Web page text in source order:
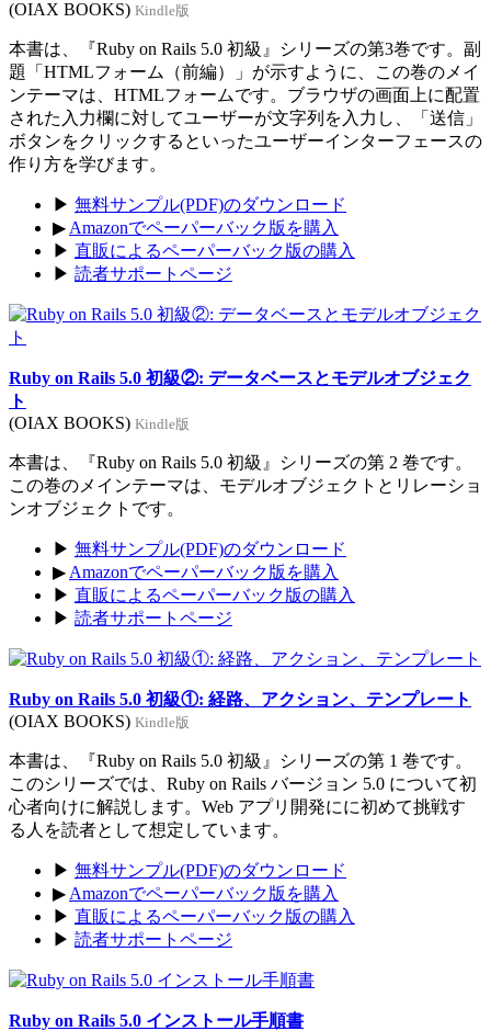
(OIAX BOOKS) Kindle版
本書は、『Ruby on Rails 5.0 初級』シリーズの第3巻です。副
題「HTMLフォーム（前編）」が示すように、この巻のメイ
ンテーマは、HTMLフォームです。ブラウザの画面上に配置
された入力欄に対してユーザーが文字列を入力し、「送信」
ボタンをクリックするといったユーザーインターフェースの
作り方を学びます。
▶ 無料サンプル(PDF)のダウンロード
▶ Amazonでペーパーバック版を購入
▶ 直販によるペーパーバック版の購入
▶ 読者サポートページ
Ruby on Rails 5.0 初級②: データベースとモデルオブジェク
ト
(OIAX BOOKS) Kindle版
本書は、『Ruby on Rails 5.0 初級』シリーズの第 2 巻です。
この巻のメインテーマは、モデルオブジェクトとリレーショ
ンオブジェクトです。
▶ 無料サンプル(PDF)のダウンロード
▶ Amazonでペーパーバック版を購入
▶ 直販によるペーパーバック版の購入
▶ 読者サポートページ
Ruby on Rails 5.0 初級①: 経路、アクション、テンプレート
(OIAX BOOKS) Kindle版
本書は、『Ruby on Rails 5.0 初級』シリーズの第 1 巻です。
このシリーズでは、Ruby on Rails バージョン 5.0 について初
心者向けに解説します。Web アプリ開発にに初めて挑戦す
る人を読者として想定しています。
▶ 無料サンプル(PDF)のダウンロード
▶ Amazonでペーパーバック版を購入
▶ 直販によるペーパーバック版の購入
▶ 読者サポートページ
Ruby on Rails 5.0 インストール手順書